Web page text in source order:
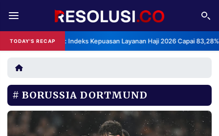
TODAY'S RECAPBPS: Indeks Kepuasan Layanan Haji 2026 Capai
REDAKSI TENTANG
RESOLUSI IKLAN
RUBRIKASI
EDITORIAL AKSARA
FINANSIA PERSONA
BORUSSIA DORTMUND